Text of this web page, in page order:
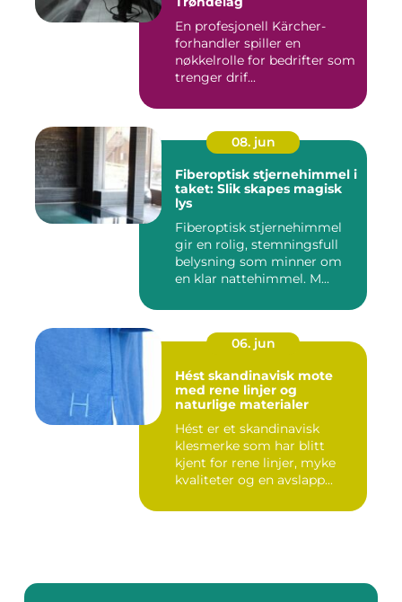
En profesjonell Kärcher-
forhandler spiller en
nøkkelrolle for bedrifter som
trenger drif...
08. jun
Fiberoptisk stjernehimmel i
taket: Slik skapes magisk
lys
Fiberoptisk stjernehimmel
gir en rolig, stemningsfull
belysning som minner om
en klar nattehimmel. M...
06. jun
Hést skandinavisk mote
med rene linjer og
naturlige materialer
Hést er et skandinavisk
klesmerke som har blitt
kjent for rene linjer, myke
kvaliteter og en avslapp...